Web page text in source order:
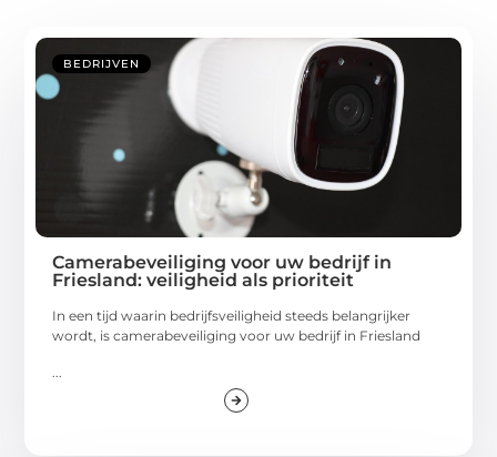
BEDRIJVEN
Camerabeveiliging voor uw bedrijf in
Friesland: veiligheid als prioriteit
In een tijd waarin bedrijfsveiligheid steeds belangrijker
wordt, is camerabeveiliging voor uw bedrijf in Friesland